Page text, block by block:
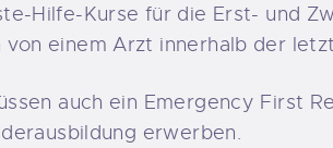
Hilfe-Kurse für die Erst- und
von einem Arzt innerhalb der
auch ein Emergency First
erwerben.